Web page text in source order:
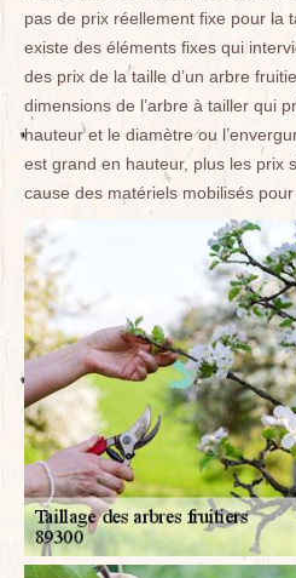
pas de prix réellement fixe pour la
existe des éléments fixes qui
des prix de la taille d’un arbre
dimensions de l’arbre à tailler qui
hauteur et le diamètre ou
est grand en hauteur, plus les prix
cause des matériels mobilisés